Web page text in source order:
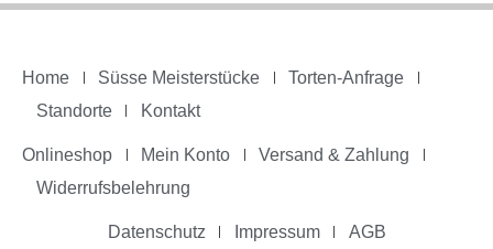
Home Süsse Meisterstücke
Torten-Anfrage
Standorte
Kontakt
Onlineshop Mein Konto
Versand & Zahlung
Widerrufsbelehrung
Datenschutz Impressum AGB